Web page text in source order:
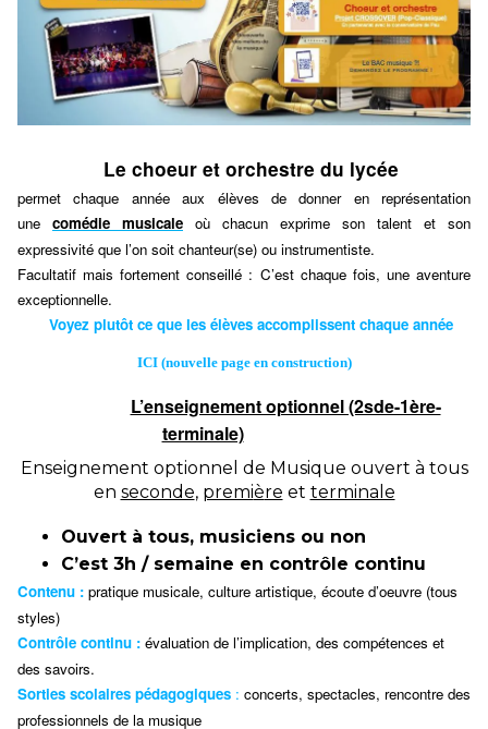
Le choeur et orchestre du lycée
permet chaque année aux élèves de donner en représentation
une comédie musicale où chacun exprime son talent et son
expressivité que l’on soit chanteur(se) ou instrumentiste.
Facultatif mais fortement conseillé : C’est chaque fois, une aventure
exceptionnelle.
Voyez plutôt ce que les élèves accomplissent chaque année
ICI (nouvelle page en construction)
L’enseignement optionnel (2sde-1ère-
terminale)
Enseignement optionnel de Musique ouvert à tous
en seconde, première et terminale
Ouvert à tous, musiciens ou non
C’est 3h / semaine en contrô le continu
Contenu : pratique musicale, culture artistique, écoute d’oeuvre (tous
styles)
Contrôle continu : évaluation de l’implication, des compétences et
des savoirs.
Sorties scolaires pédagogiques : concerts, spectacles, rencontre des
professionnels de la musique